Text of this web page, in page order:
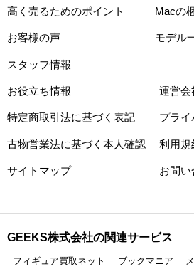
高く売るためのポイント Macの
お客様の声 モデル
スタッフ情報
お役立ち情報 運営会
特定商取引法に基づく表記 プライ
古物営業法に基づく本人確認 利用規
サイトマップ お問い
GEEKS株式会社の関連サービス
フィギュア買取ネット ブックマニア